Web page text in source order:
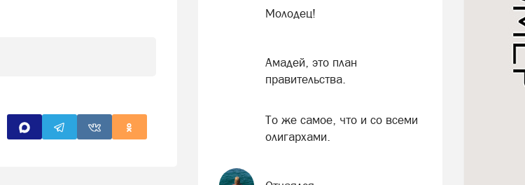
Молодец!
Амадей, это план
правительства.
То же самое, что и со всеми
олигархами.